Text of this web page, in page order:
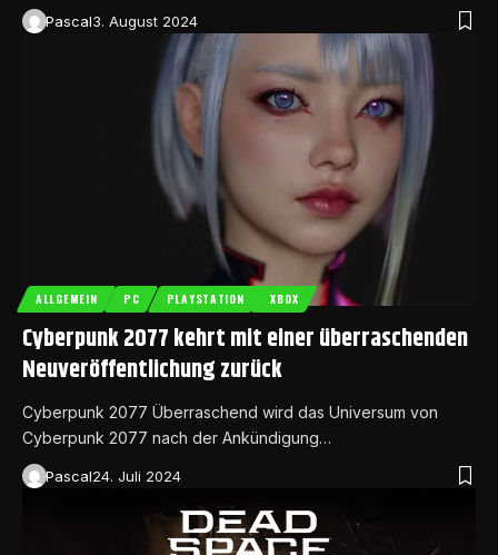
Pascal3. August 2024
ALLGEMEIN PC PLAYSTATION XBOX
Cyberpunk 2077 kehrt mit einer überraschenden
Neuveröffentlichung zurück
Cyberpunk 2077 Überraschend wird das Universum von
Cyberpunk 2077 nach der Ankündigung…
Pascal24. Juli 2024